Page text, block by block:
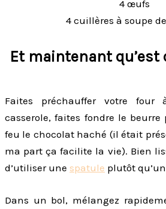
4 œufs
4 cuillères à soupe
Et maintenant qu’est
Faites préchauffer votre four
casserole, faites fondre le
feu le chocolat haché (il était
ma part ça facilite la vie). Bien
d’utiliser une spatule plutôt
Dans un bol, mélangez